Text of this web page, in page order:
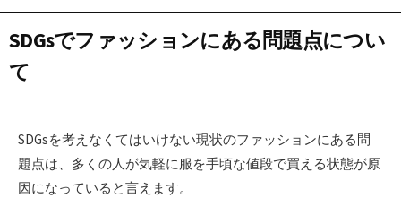
SDGsでファッションにある問題点につい
て
SDGsを考えなくてはいけない現状のファッションにある問
題点は、多くの人が気軽に服を手頃な値段で買える状態が原
因になっていると言えます。